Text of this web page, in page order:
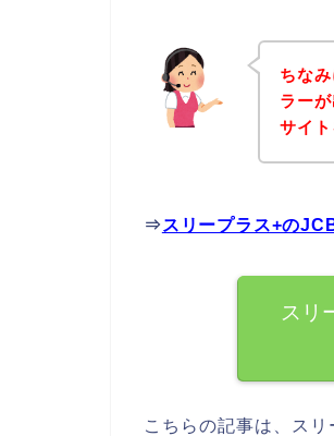
ちな
ラー
サイ
⇒ スリープラス+の
スリ
こちらの記事は、ス